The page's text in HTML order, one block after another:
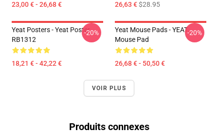
23,00 € - 26,68 € 26,63 €$28.95
Yeat Posters - Yeat Poster
RB1312
18,21 € - 42,22 €
-20%
Yeat Mouse Pads - YEAT
Mouse Pad
26,68 € - 50,50 €
-20%
VOIR PLUS
Produits connexes